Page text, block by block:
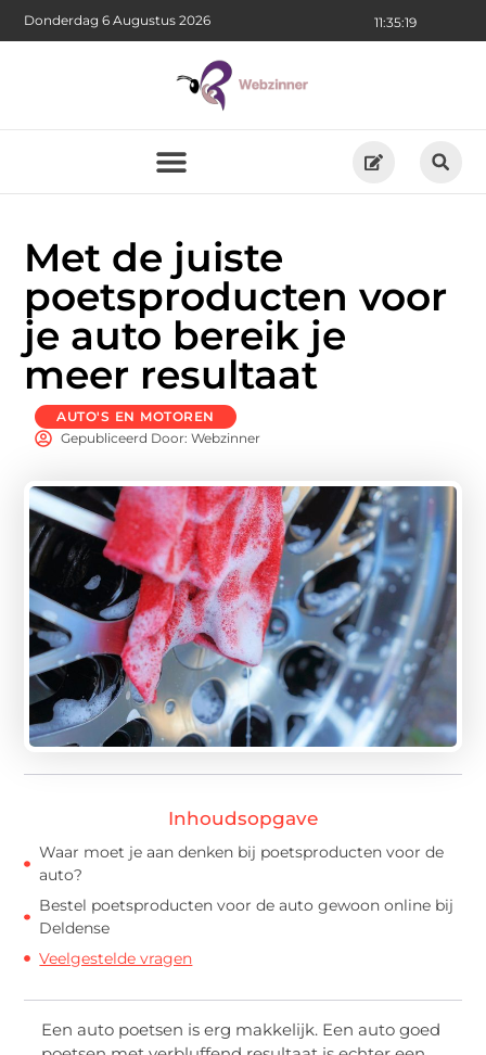
11:35:20
Donderdag 6 Augustus 2026
Met de juiste
poetsproducten voor
je auto bereik je
meer resultaat
AUTO'S EN MOTOREN
Gepubliceerd Door: Webzinner
Inhoudsopgave
Waar moet je aan denken bij poetsproducten voor de
auto?
Bestel poetsproducten voor de auto gewoon online bij
Deldense
Veelgestelde vragen
Een auto poetsen is erg makkelijk. Een auto goed